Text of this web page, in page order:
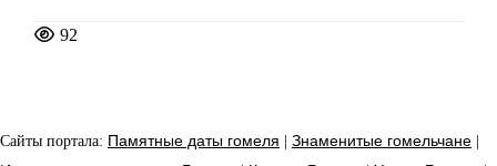
92
Сайты портала: Памятные даты гомеля | Знаменитые гомельчане |